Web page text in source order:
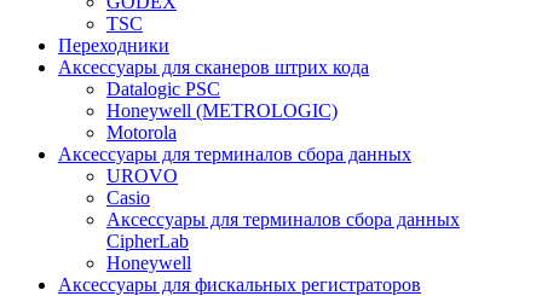
TSC
Переходники
Аксессуары для сканеров штрих кода
Datalogic PSC
Honeywell (METROLOGIC)
Motorola
Аксессуары для терминалов сбора данных
UROVO
Casio
Аксессуары для терминалов сбора данных
CipherLab
Honeywell
Аксессуары для фискальных регистраторов